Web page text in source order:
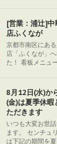
[営業：浦辻]中
店ふくなが
京都市南区にあ
店「ふくなが」
た！ 看板メニュ
8月12日(水)か
(金)は夏季休暇
ただきます
いつも大変お世
ます。 センチュ
は下記の期間を